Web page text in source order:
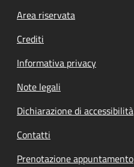
Footer menu
Area riservata
Crediti
Informativa privacy
Note legali
Dichiarazione di accessibilità
Contatti
Prenotazione appuntamento